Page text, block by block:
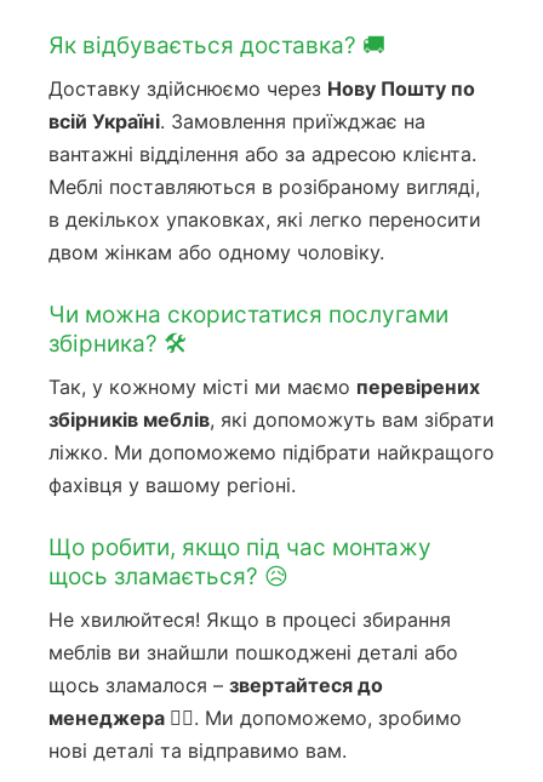
Як відбувається доставка? 🚚
Доставку здійснюємо через Нову Пошту по
всій Україні. Замовлення приїжджає на
вантажні відділення або за адресою клієнта.
Меблі поставляються в розібраному вигляді,
в декількох упаковках, які легко переносити
двом жінкам або одному чоловіку.
Чи можна скористатися послугами
збірника? 🛠️
Так, у кожному місті ми маємо перевірених
збірників меблів, які допоможуть вам зібрати
ліжко. Ми допоможемо підібрати найкращого
фахівця у вашому регіоні.
Що робити, якщо під час монтажу
щось зламається? 😥
Не хвилюйтеся! Якщо в процесі збирання
меблів ви знайшли пошкоджені деталі або
щось зламалося – звертайтеся до
менеджера 🙋‍♀️. Ми допоможемо, зробимо
нові деталі та відправимо вам.